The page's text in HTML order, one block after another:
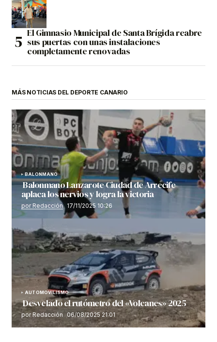
El Gimnasio Municipal de Santa Brígida reabre
sus puertas con unas instalaciones
completamente renovadas
MÁS NOTICIAS DEL DEPORTE CANARIO
BALONMANO
Balonmano Lanzarote Ciudad de Arrecife
aplaca los nervios y logra la victoria
por Redacción 17/11/2025 10:26
AUTOMOVILISMO
Desvelado el rutómetro del «Volcanes» 2025
por Redacción 06/08/2025 21:01